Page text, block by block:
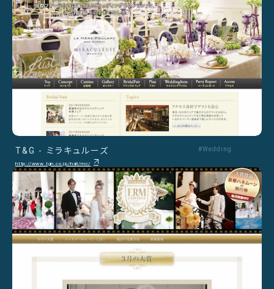
T&G - ミラキュルーズ
http://www.tgn.co.jp/hall/mc/
#Wedding